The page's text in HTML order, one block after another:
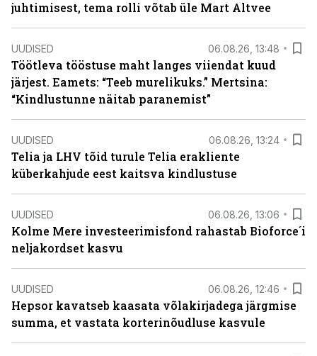
juhtimisest, tema rolli võtab üle Mart Altvee
UUDISED 06.08.26, 13:48
Töötleva tööstuse maht langes viiendat kuud
järjest. Eamets: “Teeb murelikuks.” Mertsina:
“Kindlustunne näitab paranemist”
UUDISED 06.08.26, 13:24
Telia ja LHV tõid turule Telia erakliente
küberkahjude eest kaitsva kindlustuse
UUDISED 06.08.26, 13:06
Kolme Mere investeerimisfond rahastab Bioforce´i
neljakordset kasvu
UUDISED 06.08.26, 12:46
Hepsor kavatseb kaasata võlakirjadega järgmise
summa, et vastata korterinõudluse kasvule